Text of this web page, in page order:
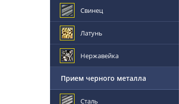
Свинец
Латунь
Нержавейка
Прием черного металла
Сталь